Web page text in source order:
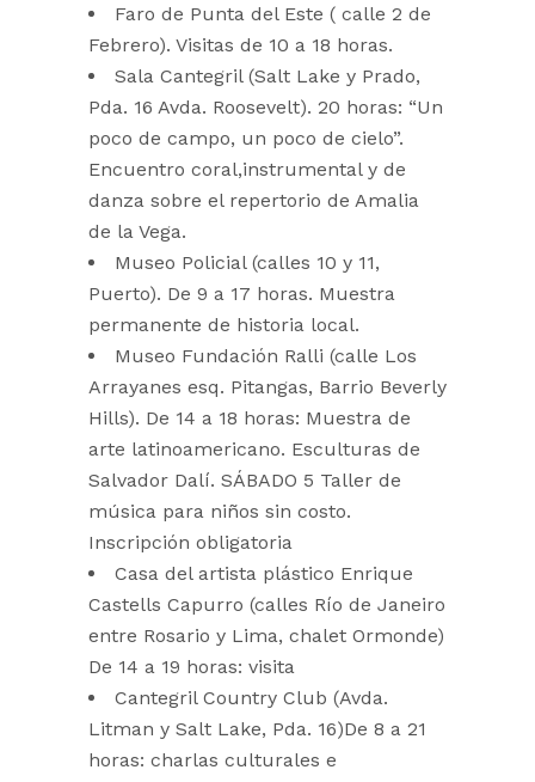
Faro de Punta del Este ( calle 2 de
Febrero). Visitas de 10 a 18 horas.
Sala Cantegril (Salt Lake y Prado,
Pda. 16 Avda. Roosevelt). 20 horas: “Un
poco de campo, un poco de cielo”.
Encuentro coral,instrumental y de
danza sobre el repertorio de Amalia
de la Vega.
Museo Policial (calles 10 y 11,
Puerto). De 9 a 17 horas. Muestra
permanente de historia local.
Museo Fundación Ralli (calle Los
Arrayanes esq. Pitangas, Barrio Beverly
Hills). De 14 a 18 horas: Muestra de
arte latinoamericano. Esculturas de
Salvador Dalí. SÁBADO 5 Taller de
música para niños sin costo.
Inscripción obligatoria
Casa del artista plástico Enrique
Castells Capurro (calles Río de Janeiro
entre Rosario y Lima, chalet Ormonde)
De 14 a 19 horas: visita
Cantegril Country Club (Avda.
Litman y Salt Lake, Pda. 16)De 8 a 21
horas: charlas culturales e